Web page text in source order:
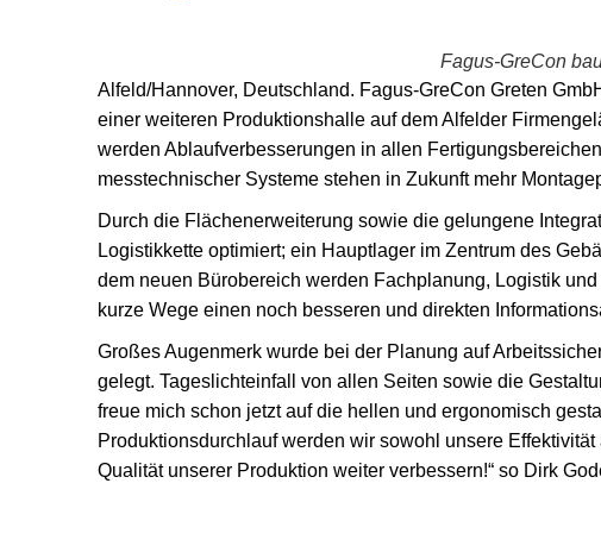
Fagus-GreCon
Alfeld/Hannover, Deutschland. Fagus-GreCon Greten
einer weiteren Produktionshalle auf dem Alfelder
werden Ablaufverbesserungen in allen
messtechnischer Systeme stehen in Zukunft mehr
Durch die Flächenerweiterung sowie die gelungene
Logistikkette optimiert; ein Hauptlager im Zentrum des
dem neuen Bürobereich werden Fachplanung, Logistik
kurze Wege einen noch besseren und direkten
Großes Augenmerk wurde bei der Planung auf
gelegt. Tageslichteinfall von allen Seiten sowie die
freue mich schon jetzt auf die hellen und ergonomisch
Produktionsdurchlauf werden wir sowohl unsere
Qualität unserer Produktion weiter verbessern!“ so Dirk